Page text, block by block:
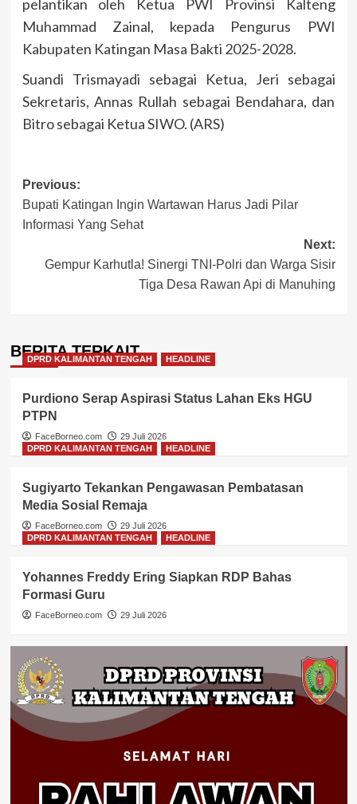
pelantikan oleh Ketua PWI Provinsi Kalteng
Muhammad Zainal, kepada Pengurus PWI
Kabupaten Katingan Masa Bakti 2025-2028.
Suandi Trismayadi sebagai Ketua, Jeri sebagai
Sekretaris, Annas Rullah sebagai Bendahara, dan
Bitro sebagai Ketua SIWO. (ARS)
Post
navigation
Previous:
Bupati Katingan Ingin Wartawan Harus Jadi Pilar
Informasi Yang Sehat
Next:
Gempur Karhutla! Sinergi TNI-Polri dan Warga Sisir
Tiga Desa Rawan Api di Manuhing
BERITA TERKAIT
DPRD KALIMANTAN TENGAH HEADLINE
Purdiono Serap Aspirasi Status Lahan Eks HGU
PTPN
FaceBorneo.com
29 Juli 2026
DPRD KALIMANTAN TENGAH
HEADLINE
Sugiyarto Tekankan Pengawasan Pembatasan
Media Sosial Remaja
FaceBorneo.com
29 Juli 2026
DPRD KALIMANTAN TENGAH
HEADLINE
Yohannes Freddy Ering Siapkan RDP Bahas
Formasi Guru
FaceBorneo.com 29 Juli 2026